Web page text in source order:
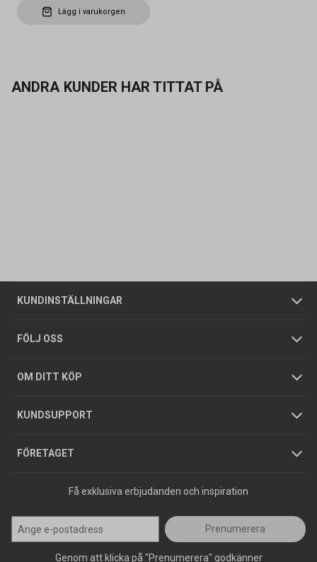
Lägg i varukorgen
ANDRA KUNDER HAR TITTAT PÅ
KUNDINSTÄLLNINGAR
Företagskund / Privatkund
FÖLJ OSS
OM DITT KÖP
Allmänna försäljningsvillkor
Integritetspolicy
GDPR
KUNDSUPPORT
Butiker
Foldrar och kataloger
Köpguider
Varumärken
FÖRETAGET
Om oss
Tjänster
Hållbarhet
Jobba hos oss
Press
Få exklusiva erbjudanden och inspiration
Prenumerera
Genom att klicka på "Prenumerera" godkänner